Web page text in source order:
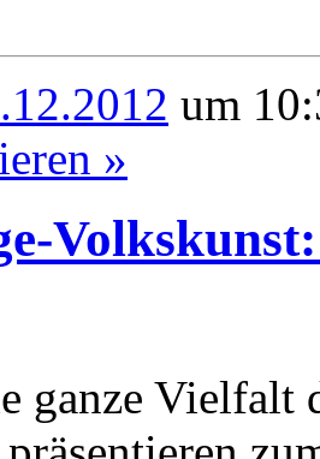
um
»
ganze Vielfalt